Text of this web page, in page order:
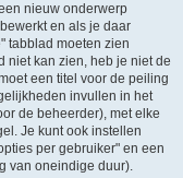
nieuw onderwerp
en als je daar
tabblad moeten zien
niet kan zien, heb je niet de
een titel voor de peiling
invullen in het
de beheerder), met elke
Je kunt ook instellen
per gebruiker" en een
van oneindige duur).